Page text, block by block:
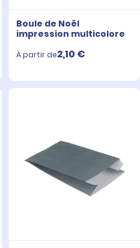
Boule de Noël
impression multicolore
À partir de2,10 €